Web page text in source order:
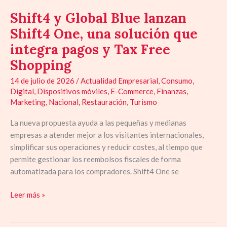
Shift4 y Global Blue lanzan
Shift4 One, una solución que
integra pagos y Tax Free
Shopping
14 de julio de 2026 /Actualidad Empresarial,Consumo,
Digital, Dispositivos móviles, E-Commerce, Finanzas,
Marketing, Nacional, Restauración, Turismo
La nueva propuesta ayuda a las pequeñas y medianas
empresas a atender mejor a los visitantes internacionales,
simplificar sus operaciones y reducir costes, al tiempo que
permite gestionar los reembolsos fiscales de forma
automatizada para los compradores. Shift4 One se
Leer más »